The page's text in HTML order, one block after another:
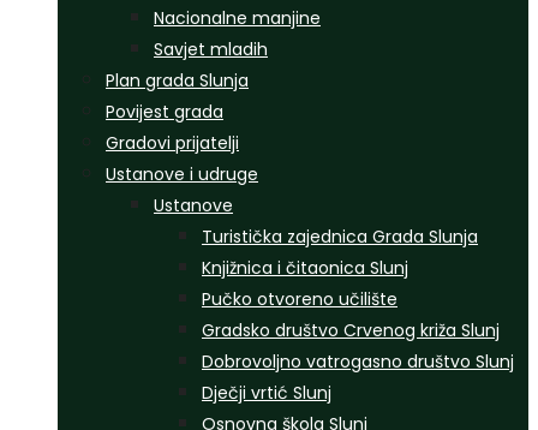
Nacionalne manjine
Savjet mladih
Plan grada Slunja
Povijest grada
Gradovi prijatelji
Ustanove i udruge
Ustanove
Turistička zajednica Grada Slunja
Knjižnica i čitaonica Slunj
Pučko otvoreno učilište
Gradsko društvo Crvenog križa Slunj
Dobrovoljno vatrogasno društvo Slunj
Dječji vrtić Slunj
Osnovna škola Slunj